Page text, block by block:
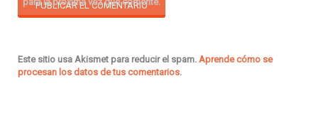
Este sitio usa Akismet para reducir el spam. Aprende cómo se
procesan los datos de tus comentarios.